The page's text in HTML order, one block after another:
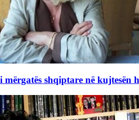
mërgatës shqiptare në kujtesën